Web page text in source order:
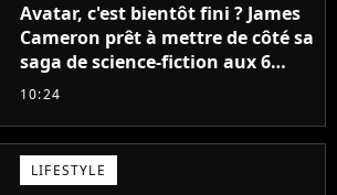
Avatar, c'est bientôt fini ? James
Cameron prêt à mettre de côté sa
saga de science-fiction aux 6
milliards de recettes
10:24
LIFESTYLE